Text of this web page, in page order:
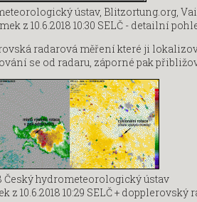
ústav, Blitzortung.org,
z 10.6.2018 10:30 SELČ - detailní
radarová měření které ji
se od radaru, záporné pak
Český hydrometeorologický ústav
z 10.6.2018 10:29 SELČ + dopplerovský